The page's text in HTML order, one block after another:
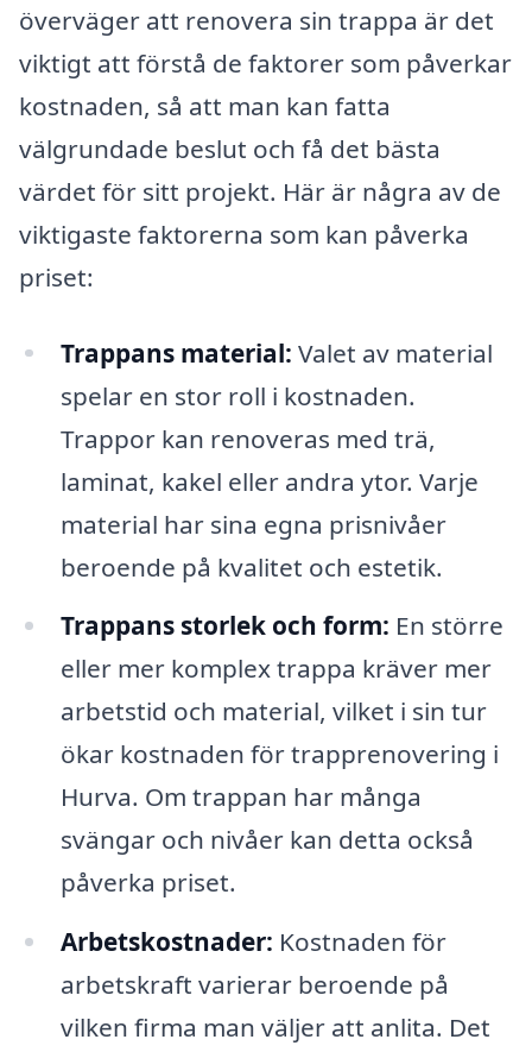
överväger att renovera sin trappa är det
viktigt att förstå de faktorer som påverkar
kostnaden, så att man kan fatta
välgrundade beslut och få det bästa
värdet för sitt projekt. Här är några av de
viktigaste faktorerna som kan påverka
priset:
Trappans material: Valet av material
spelar en stor roll i kostnaden.
Trappor kan renoveras med trä,
laminat, kakel eller andra ytor. Varje
material har sina egna prisnivåer
beroende på kvalitet och estetik.
Trappans storlek och form: En större
eller mer komplex trappa kräver mer
arbetstid och material, vilket i sin tur
ökar kostnaden för trapprenovering i
Hurva. Om trappan har många
svängar och nivåer kan detta också
påverka priset.
Arbetskostnader: Kostnaden för
arbetskraft varierar beroende på
vilken firma man väljer att anlita. Det